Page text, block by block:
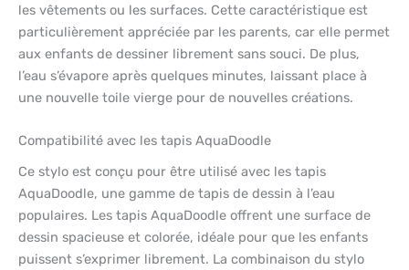
les vêtements ou les surfaces. Cette caractéristique est
particulièrement appréciée par les parents, car elle permet
aux enfants de dessiner librement sans souci. De plus,
l’eau s’évapore après quelques minutes, laissant place à
une nouvelle toile vierge pour de nouvelles créations.
Compatibilité avec les tapis AquaDoodle
Ce stylo est conçu pour être utilisé avec les tapis
AquaDoodle, une gamme de tapis de dessin à l’eau
populaires. Les tapis AquaDoodle offrent une surface de
dessin spacieuse et colorée, idéale pour que les enfants
puissent s’exprimer librement. La combinaison du stylo